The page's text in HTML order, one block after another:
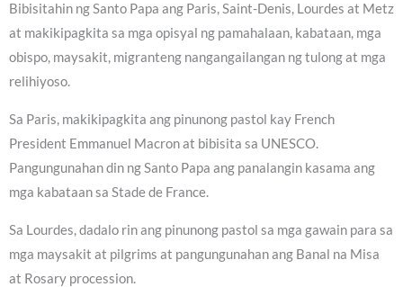
Bibisitahin ng Santo Papa ang Paris, Saint-Denis, Lourdes at Metz
at makikipagkita sa mga opisyal ng pamahalaan, kabataan, mga
obispo, maysakit, migranteng nangangailangan ng tulong at mga
relihiyoso.
Sa Paris, makikipagkita ang pinunong pastol kay French
President Emmanuel Macron at bibisita sa UNESCO.
Pangungunahan din ng Santo Papa ang panalangin kasama ang
mga kabataan sa Stade de France.
Sa Lourdes, dadalo rin ang pinunong pastol sa mga gawain para sa
mga maysakit at pilgrims at pangungunahan ang Banal na Misa
at Rosary procession.